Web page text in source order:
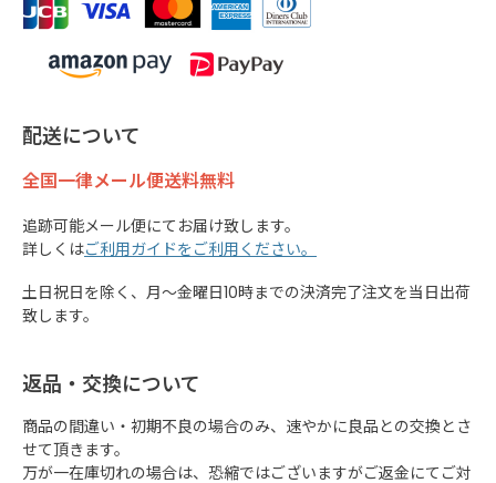
配送について
全国一律メール便送料無料
追跡可能メール便にてお届け致します。
詳しくはご利用ガイドをご利用ください。
土日祝日を除く、月～金曜日10時までの決済完了注文を当日出荷
致します。
返品・交換について
商品の間違い・初期不良の場合のみ、速やかに良品との交換とさ
せて頂きます。
万が一在庫切れの場合は、恐縮ではございますがご返金にてご対